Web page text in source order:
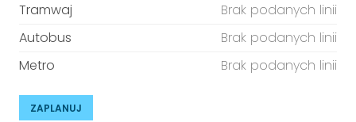
Tramwaj
Brak podanych linii
Autobus
Brak podanych linii
Metro
Brak podanych linii
ZAPLANUJ